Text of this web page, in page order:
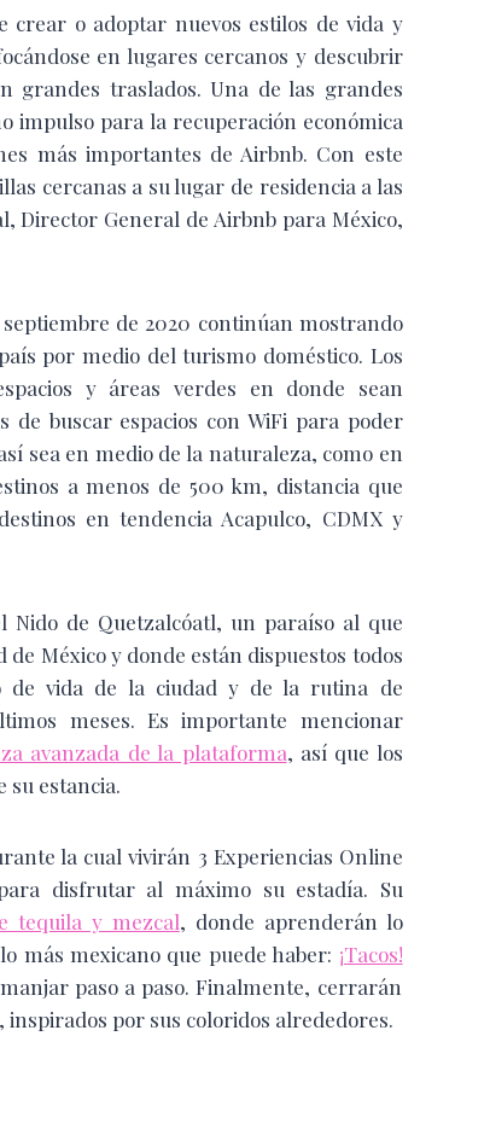
crear o adoptar nuevos estilos de vida y
en lugares cercanos y descubrir
grandes traslados. Una de las grandes
impulso para la recuperación económica
más importantes de Airbnb. Con este
cercanas a su lugar de residencia a las
Director General de Airbnb para México,
septiembre de 2020 continúan mostrando
por medio del turismo doméstico. Los
y áreas verdes en donde sean
de buscar espacios con WiFi para poder
sea en medio de la naturaleza, como en
a menos de 500 km, distancia que
en tendencia Acapulco, CDMX y
de Quetzalcóatl, un paraíso al que
México y donde están dispuestos todos
de vida de la ciudad y de la rutina de
meses. Es importante mencionar
avanzada de la plataforma, así que los
su estancia.
la cual vivirán 3 Experiencias Online
disfrutar al máximo su estadía. Su
tequila y mezcal, donde aprenderán lo
más mexicano que puede haber: ¡Tacos!
paso a paso. Finalmente, cerrarán
, inspirados por sus coloridos alrededores.